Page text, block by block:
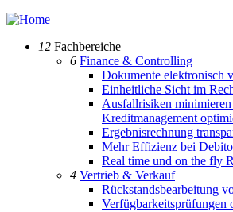
12 Fachbereiche
6 Finance & Controlling
Dokumente elektronisch
Einheitliche Sicht im
Ausfallrisiken minimieren
Kreditmanagement
Ergebnisrechnung
Mehr Effizienz bei
Real time und on the fly
4 Vertrieb & Verkauf
Rückstandsbearbeitung
Verfügbarkeitsprüfungen